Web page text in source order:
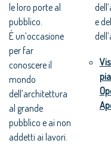
le loro porte al
pubblico.
È un’occasione
per far
conoscere il
mondo
dell’architettura
al grande
pubblico e ai non
addetti ai lavori.
e